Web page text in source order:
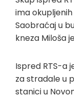
ima
Saobraćaj u
kneza Miloša
Ispred RTS-a
za stradale u
stanici u